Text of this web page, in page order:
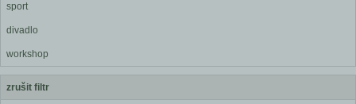
sport
divadlo
workshop
zrušit filtr